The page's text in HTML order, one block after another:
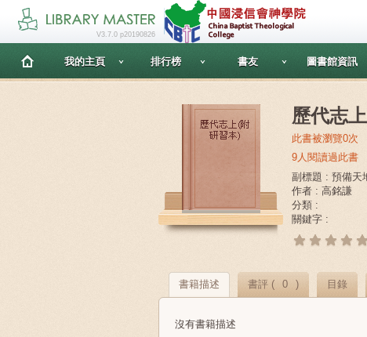
V3.7.0 p20190826
我的主頁 排行榜 書友 圖書館資訊
歷代志
此書被瀏覽0次
9人閱讀過此書
副標題 : 預備天
作者 : 高銘謙
分類 :
關鍵字 :
書籍描述 書評 ( 0 ) 目錄
沒有書籍描述